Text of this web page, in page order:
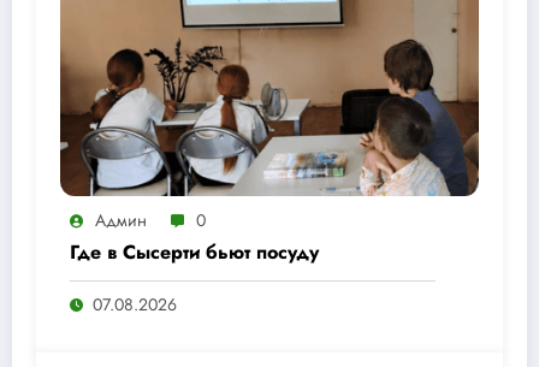
Админ 0
Где в Сысерти бьют посуду
07.08.2026